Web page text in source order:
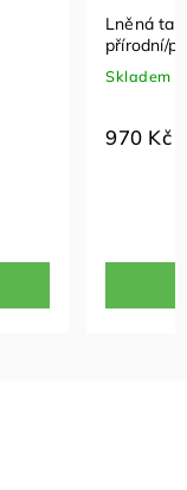
Lněná
přírodní/
Skladem
970 Kč